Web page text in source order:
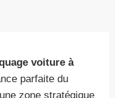
voiture à
parfaite du
zone stratégique